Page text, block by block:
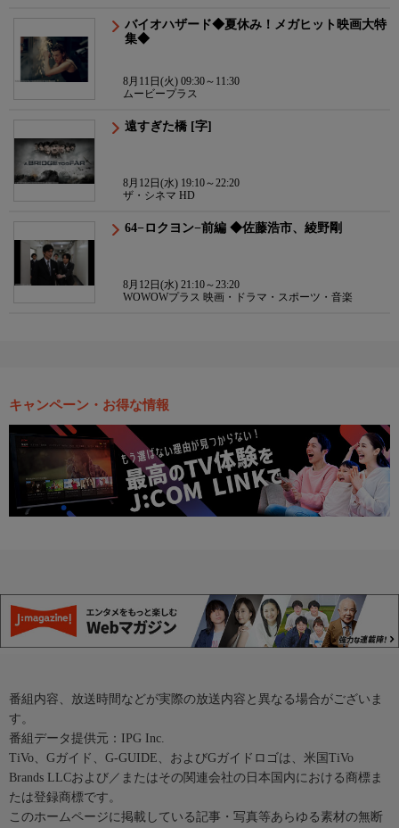
バイオハザード◆夏休み！メガヒット映画大特
集◆
8月11日(火) 09:30～11:30
ムービープラス
遠すぎた橋 [字]
8月12日(水) 19:10～22:20
ザ・シネマ HD
64−ロクヨン−前編 ◆佐藤浩市、綾野剛
8月12日(水) 21:10～23:20
WOWOWプラス 映画・ドラマ・スポーツ・音楽
キャンペーン・お得な情報
番組内容、放送時間などが実際の放送内容と異なる場合がございま
す。
番組データ提供元：IPG Inc.
TiVo、Gガイド、G-GUIDE、およびGガイドロゴは、米国TiVo
Brands LLCおよび／またはその関連会社の日本国内における商標ま
たは登録商標です。
このホームページに掲載している記事・写真等あらゆる素材の無断